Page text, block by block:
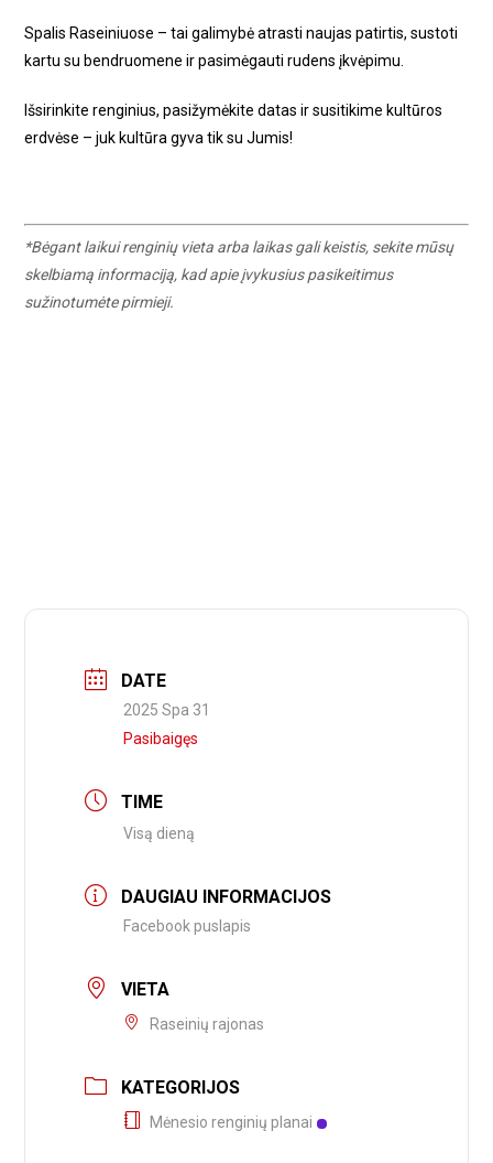
Spalis Raseiniuose – tai galimybė atrasti naujas patirtis, sustoti
kartu su bendruomene ir pasimėgauti rudens įkvėpimu.
Išsirinkite renginius, pasižymėkite datas ir susitikime kultūros
erdvėse – juk kultūra gyva tik su Jumis!
*Bėgant laikui renginių vieta arba laikas gali keistis, sekite mūsų
skelbiamą informaciją, kad apie įvykusius pasikeitimus
sužinotumėte pirmieji.
DATE
2025 Spa 31
Pasibaigęs
TIME
Visą dieną
DAUGIAU INFORMACIJOS
Facebook puslapis
VIETA
Raseinių rajonas
KATEGORIJOS
Mėnesio renginių planai